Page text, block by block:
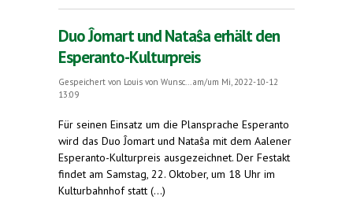
Duo Ĵomart und Nataŝa erhält den
Esperanto-Kulturpreis
Gespeichert von Louis von Wunsc...
am/um Mi, 2022-10-12
13:09
Für seinen Einsatz um die Plansprache Esperanto
wird das Duo Ĵomart und Nataŝa mit dem Aalener
Esperanto-Kulturpreis ausgezeichnet. Der Festakt
findet am Samstag, 22. Oktober, um 18 Uhr im
Kulturbahnhof statt (...)